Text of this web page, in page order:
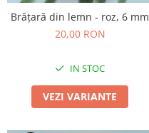
Brățară din lemn - roz, 6 mm
20,00 RON
IN STOC
VEZI VARIANTE